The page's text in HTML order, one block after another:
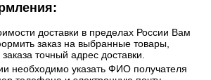
доставки в пределах России Вам
заказ на выбранные товары,
точный адрес доставки.
необходимо указать ФИО получателя